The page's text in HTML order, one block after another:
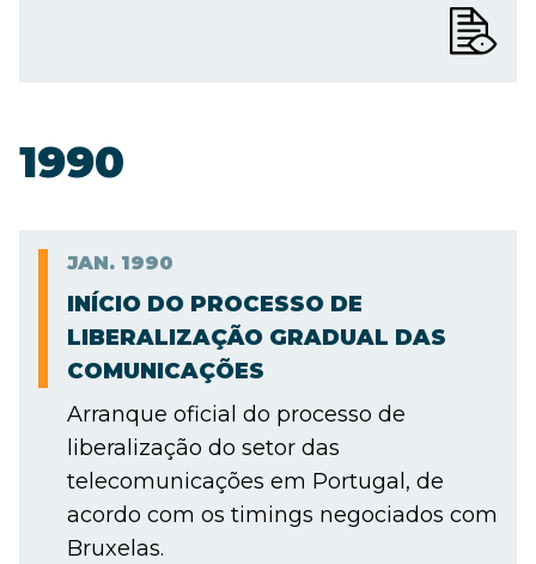
1990
JAN. 1990
INÍCIO DO PROCESSO DE
LIBERALIZAÇÃO GRADUAL DAS
COMUNICAÇÕES
Arranque oficial do processo de
liberalização do setor das
telecomunicações em Portugal, de
acordo com os timings negociados com
Bruxelas.